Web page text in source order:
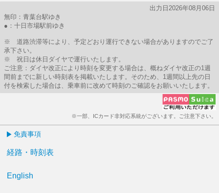
出力日2026年08月06日
無印：青葉台駅ゆき
●：十日市場駅前ゆき
※ 道路渋滞等により、予定どおり運行できない場合がありますのでご了
承下さい。
※ 祝日は休日ダイヤで運行いたします。
ご注意：ダイヤ改正により時刻を変更する場合は、概ねダイヤ改正の1週
間前までに新しい時刻表を掲載いたします。そのため、1週間以上先の日
付を検索した場合は、乗車前に改めて時刻のご確認をお願いいたします。
※一部、ICカード非対応系統がございます。ご注意下さい。
免責事項
経路・時刻表
English